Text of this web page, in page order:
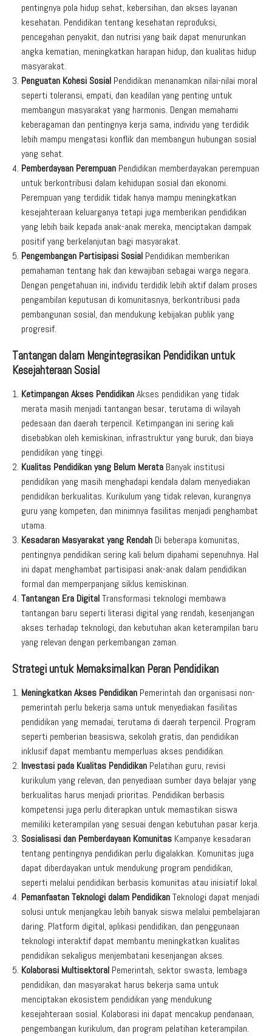
pentingnya pola hidup sehat, kebersihan, dan akses layanan
kesehatan. Pendidikan tentang kesehatan reproduksi,
pencegahan penyakit, dan nutrisi yang baik dapat menurunkan
angka kematian, meningkatkan harapan hidup, dan kualitas hidup
masyarakat.
Penguatan Kohesi Sosial Pendidikan menanamkan nilai-nilai moral
seperti toleransi, empati, dan keadilan yang penting untuk
membangun masyarakat yang harmonis. Dengan memahami
keberagaman dan pentingnya kerja sama, individu yang terdidik
lebih mampu mengatasi konflik dan membangun hubungan sosial
yang sehat.
Pemberdayaan Perempuan Pendidikan memberdayakan perempuan
untuk berkontribusi dalam kehidupan sosial dan ekonomi.
Perempuan yang terdidik tidak hanya mampu meningkatkan
kesejahteraan keluarganya tetapi juga memberikan pendidikan
yang lebih baik kepada anak-anak mereka, menciptakan dampak
positif yang berkelanjutan bagi masyarakat.
Pengembangan Partisipasi Sosial Pendidikan memberikan
pemahaman tentang hak dan kewajiban sebagai warga negara.
Dengan pengetahuan ini, individu terdidik lebih aktif dalam proses
pengambilan keputusan di komunitasnya, berkontribusi pada
pembangunan sosial, dan mendukung kebijakan publik yang
progresif.
Tantangan dalam Mengintegrasikan Pendidikan untuk
Kesejahteraan Sosial
Ketimpangan Akses PendidikanAkses pendidikan yang tidak
merata masih menjadi tantangan besar, terutama di wilayah
pedesaan dan daerah terpencil. Ketimpangan ini sering kali
disebabkan oleh kemiskinan, infrastruktur yang buruk, dan biaya
pendidikan yang tinggi.
Kualitas Pendidikan yang Belum Merata Banyak institusi
pendidikan yang masih menghadapi kendala dalam menyediakan
pendidikan berkualitas. Kurikulum yang tidak relevan, kurangnya
guru yang kompeten, dan minimnya fasilitas menjadi penghambat
utama.
Kesadaran Masyarakat yang Rendah Di beberapa komunitas,
pentingnya pendidikan sering kali belum dipahami sepenuhnya. Hal
ini dapat menghambat partisipasi anak-anak dalam pendidikan
formal dan memperpanjang siklus kemiskinan.
Tantangan Era DigitalTransformasi teknologi membawa
tantangan baru seperti literasi digital yang rendah, kesenjangan
akses terhadap teknologi, dan kebutuhan akan keterampilan baru
yang relevan dengan perkembangan zaman.
Strategi untuk Memaksimalkan Peran Pendidikan
Meningkatkan Akses Pendidikan Pemerintah dan organisasi non-
pemerintah perlu bekerja sama untuk menyediakan fasilitas
pendidikan yang memadai, terutama di daerah terpencil. Program
seperti pemberian beasiswa, sekolah gratis, dan pendidikan
inklusif dapat membantu memperluas akses pendidikan.
Investasi pada Kualitas Pendidikan Pelatihan guru, revisi
kurikulum yang relevan, dan penyediaan sumber daya belajar yang
berkualitas harus menjadi prioritas. Pendidikan berbasis
kompetensi juga perlu diterapkan untuk memastikan siswa
memiliki keterampilan yang sesuai dengan kebutuhan pasar kerja.
Sosialisasi dan Pemberdayaan Komunitas Kampanye kesadaran
tentang pentingnya pendidikan perlu digalakkan. Komunitas juga
dapat diberdayakan untuk mendukung program pendidikan,
seperti melalui pendidikan berbasis komunitas atau inisiatif lokal.
Pemanfaatan Teknologi dalam PendidikanTeknologi dapat menjadi
solusi untuk menjangkau lebih banyak siswa melalui pembelajaran
daring. Platform digital, aplikasi pendidikan, dan penggunaan
teknologi interaktif dapat membantu meningkatkan kualitas
pendidikan sekaligus menjembatani kesenjangan akses.
Kolaborasi Multisektoral Pemerintah, sektor swasta, lembaga
pendidikan, dan masyarakat harus bekerja sama untuk
menciptakan ekosistem pendidikan yang mendukung
kesejahteraan sosial. Kolaborasi ini dapat mencakup pendanaan,
pengembangan kurikulum, dan program pelatihan keterampilan.